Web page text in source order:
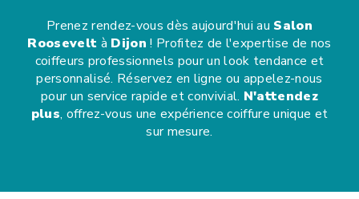
Prenez rendez-vous dès aujourd'hui au Salon
Roosevelt à Dijon ! Profitez de l'expertise de nos
coiffeurs professionnels pour un look tendance et
personnalisé. Réservez en ligne ou appelez-nous
pour un service rapide et convivial. N'attendez
plus, offrez-vous une expérience coiffure unique et
sur mesure.